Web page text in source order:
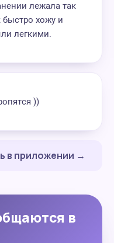
лежала так
быстро хожу и
легкими.
))
в приложении →
в